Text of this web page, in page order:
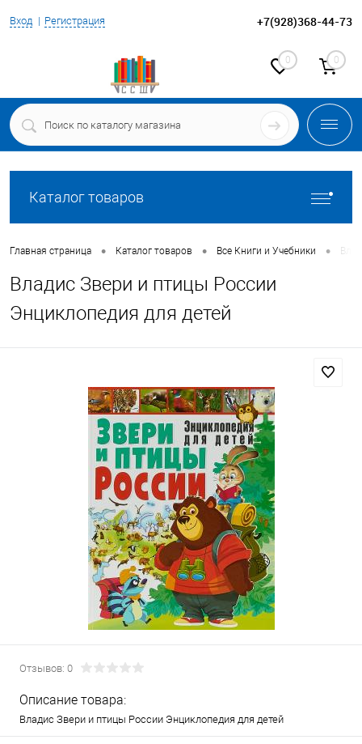
Вход Регистрация +7(928)368-44-73
0 0
Каталог товаров
Главная страница • Каталог товаров • Все Книги и Учебники •
Владис Звери и птицы России
Энциклопедия для детей
Отзывов: 0
Описание товара:
Владис Звери и птицы России Энциклопедия для детей